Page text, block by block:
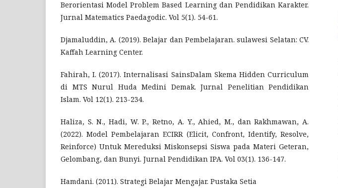
Berorientasi Model Problem Based Learning dan Pendidikan Karakter.
Jurnal Matematics Paedagodic. Vol 5(1). 54-61.
Djamaluddin, A. (2019). Belajar dan Pembelajaran. sulawesi Selatan: CV.
Kaffah Learning Center.
Fahirah, I. (2017). Internalisasi SainsDalam Skema Hidden Curriculum
di MTS Nurul Huda Medini Demak. Jurnal Penelitian Pendidikan
Islam. Vol 12(1). 213-234.
Haliza, S. N., Hadi, W. P., Retno, A. Y., Ahied, M., dan Rakhmawan, A.
(2022). Model Pembelajaran ECIRR (Elicit, Confront, Identify, Resolve,
Reinforce) Untuk Mereduksi Miskonsepsi Siswa pada Materi Geteran,
Gelombang, dan Bunyi. Jurnal Pendidikan IPA. Vol 03(1). 136-147.
Hamdani. (2011). Strategi Belajar Mengajar. Pustaka Setia